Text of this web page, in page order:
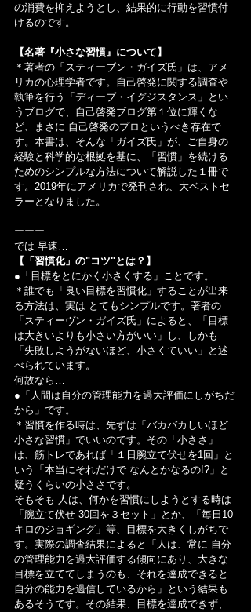
の消費を抑えようとし、結果的に行動を習慣付
けるのです。
【名著『小さな習慣』について】
＊著者の「スティーブン・ガイズ氏」は、アメ
リカの心理学者です。自己啓発に関する調査や
執筆を行う「ディープ・イグジスタンス」とい
うブログで、自己啓発ブログ第１位に輝くな
ど、まさに 自己啓発のプロというべき存在で
す。本書は、そんな「ガイズ氏」が、ご自身の
経験と科学的な根拠を基に、「習慣」を続ける
ためのシンプルな方法について解説した１冊で
す。2019年にアメリカで発刊され、大ベストセ
ラーとなりました。
ーーー
では 早速…
【「習慣化」の"コツ"とは？】
●「目標をとにかく小さくする」ことです。
＊誰でも「良い目標を習慣化」することが出来
る方法は、実は とてもシンプルです。著者の
「スティーヴン・ガイズ氏」によると、「目標
は大きいよりも小さい方がいい」し、しかも
「失敗しようがないほど、小さくていい」と述
べられています。
何故なら…
●「人間は自分の管理能力を過大評価にしがちだ
から」です。
＊習慣を作る時は、先ずは「バカバカしいほど
小さな習慣」でいいのです。その「小ささ」
は、筋トレであれば「１日腕立て伏せを1回」と
いう「本当にそれだけで なんとかなるの!?」と
疑うくらいの小ささです。
そもそも 人は、何かを習慣にしようとする時は
「腕立て伏せ 30回を３セット」とか、「毎日10
キロのジョギング」等、目標を大きくしがちで
す。実際の調査結果によると「人は、常に 自分
の管理能力を過大評価する傾向にあり、大きな
目標を立ててしまうのも、それを達成できると
自分の能力を過信しているから」という結果も
あるそうです。その結果、目標を達成できず、